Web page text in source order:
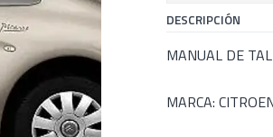
DESCRIPCIÓN
MANUAL DE
MARCA: